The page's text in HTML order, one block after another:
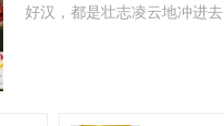
好汉，都是壮志凌云地冲进